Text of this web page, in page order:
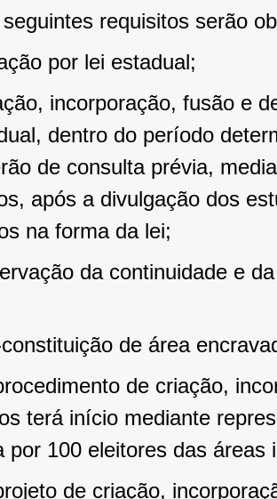
requisitos serão
por lei estadual;
incorporação, fusão e
dentro do período
de consulta prévia,
após a divulgação dos
na forma da lei;
da continuidade e
de área
de criação,
terá início mediante
por 100 eleitores das
de criação,